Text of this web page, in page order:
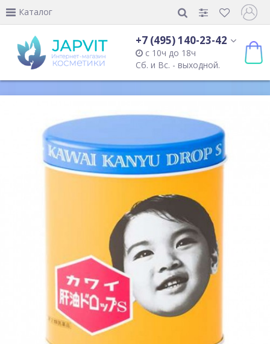
Каталог
+7 (495) 140-23-42
с 10ч до 18ч
Сб. и Вс. - выходной.